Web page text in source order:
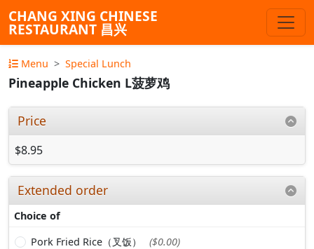
CHANG XING CHINESE
RESTAURANT 昌兴
Menu Special Lunch
Pineapple Chicken L菠萝鸡
Price
$8.95
Extended order
Choice of
Pork Fried Rice（叉饭）
($0.00)